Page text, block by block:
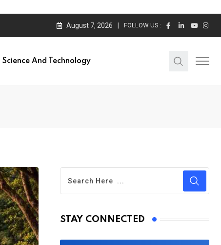
August 7, 2026 FOLLOW US :
Science And Technology
STAY CONNECTED